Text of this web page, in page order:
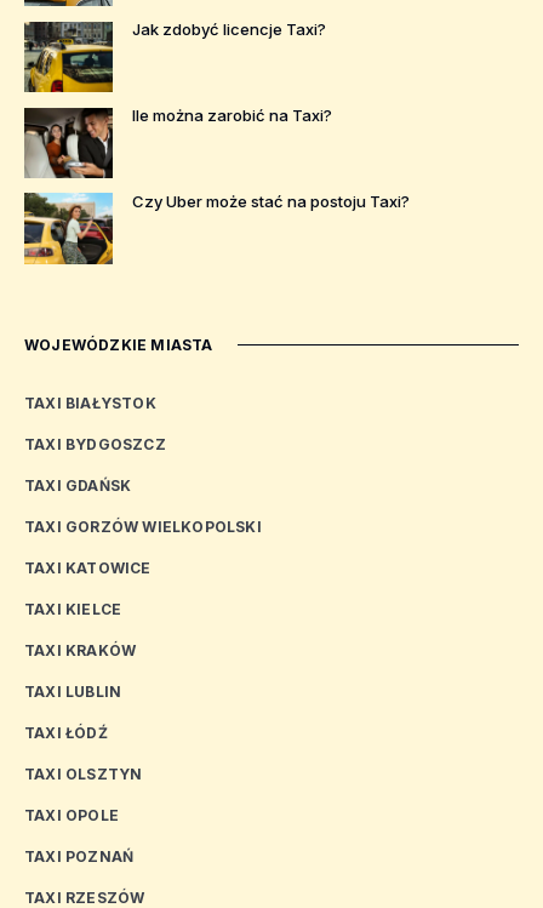
Jak zdobyć licencje Taxi?
Ile można zarobić na Taxi?
Czy Uber może stać na postoju Taxi?
WOJEWÓDZKIE MIASTA
TAXI BIAŁYSTOK
TAXI BYDGOSZCZ
TAXI GDAŃSK
TAXI GORZÓW WIELKOPOLSKI
TAXI KATOWICE
TAXI KIELCE
TAXI KRAKÓW
TAXI LUBLIN
TAXI ŁÓDŹ
TAXI OLSZTYN
TAXI OPOLE
TAXI POZNAŃ
TAXI RZESZÓW